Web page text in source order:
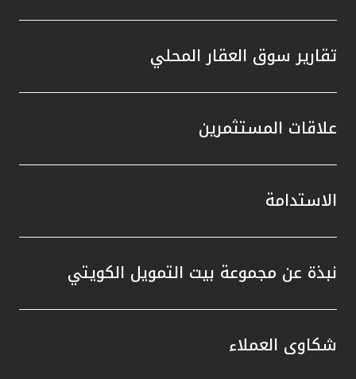
تقارير سوق العقار المحلي
علاقات المستثمرين
الاستدامة
نبذة عن مجموعة بيت التمويل الكويتي
شكاوى العملاء